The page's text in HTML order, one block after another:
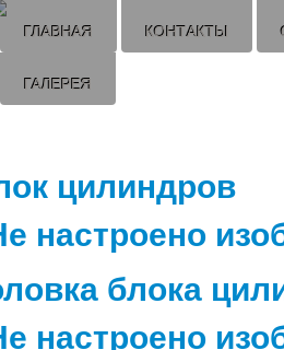
ГЛАВНАЯ КОНТАКТЫ
ГАЛЕРЕЯ
цилиндров
блока